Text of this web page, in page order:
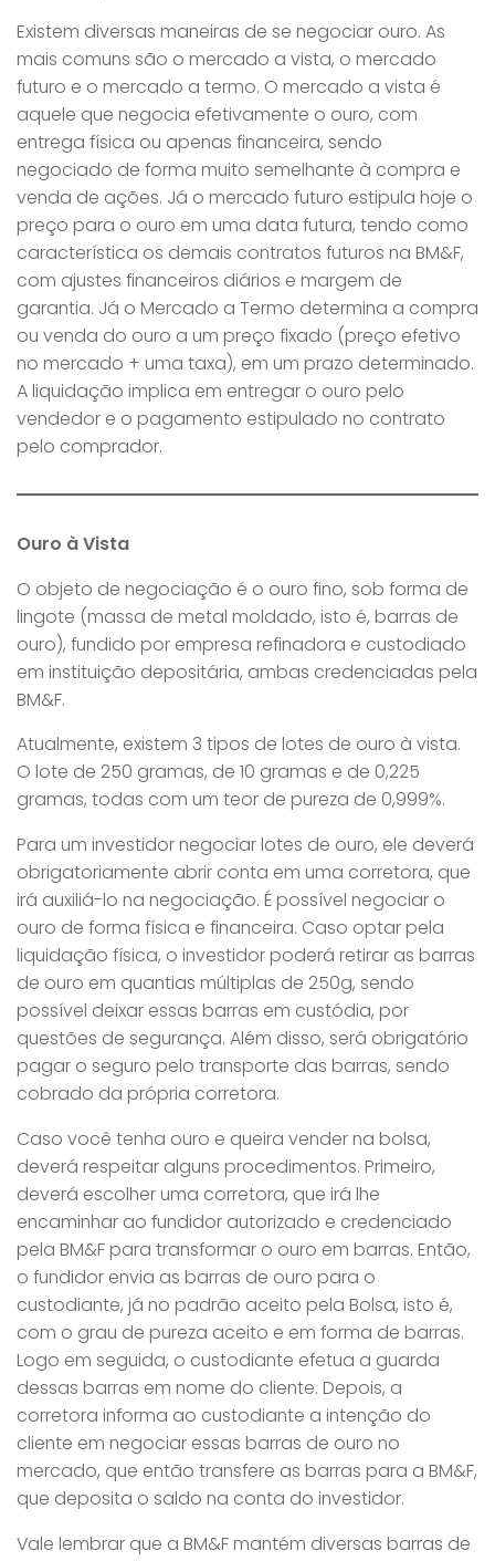
Existem diversas maneiras de se negociar ouro. As
mais comuns são o mercado a vista, o mercado
futuro e o mercado a termo. O mercado a vista é
aquele que negocia efetivamente o ouro, com
entrega física ou apenas financeira, sendo
negociado de forma muito semelhante à com­pra e
venda de ações. Já o mercado futuro estipula hoje o
preço para o ouro em uma data futura, tendo como
característica os demais contratos futuros na BM&F,
com ajustes financeiros diários e margem de
garantia. Já o Mercado a Termo determina a compra
ou venda do ouro a um preço fixado (preço efetivo
no mercado + uma taxa), em um prazo determinado.
A liquidação implica em entregar o ouro pelo
vendedor e o pagamento estipulado no contrato
pelo comprador.
Ouro à Vista
O objeto de negociação é o ouro fino, sob forma de
lingote (massa de metal moldado, isto é, barras de
ouro), fundido por empresa refinadora e custodiado
em instituição depositária, ambas credenciadas pela
BM&F.
Atualmente, existem 3 tipos de lotes de ouro à vista.
O lote de 250 gramas, de 10 gramas e de 0,225
gramas, todas com um teor de pureza de 0,999%.
Para um investidor negociar lotes de ouro, ele deverá
obrigatoriamente abrir conta em uma corretora, que
irá auxiliá-lo na negociação. É possível negociar o
ouro de forma física e financeira. Caso optar pela
liquidação física, o investidor poderá retirar as barras
de ouro em quantias múltiplas de 250g, sendo
possível deixar essas barras em custódia, por
questões de segurança. Além disso, será obrigatório
pagar o seguro pelo transporte das barras, sendo
cobrado da própria corretora.
Caso você tenha ouro e queira vender na bolsa,
deverá respeitar alguns procedimentos. Primeiro,
deverá escolher uma corretora, que irá lhe
encaminhar ao fundidor autorizado e credenciado
pela BM&F para transformar o ouro em barras. Então,
o fundidor envia as barras de ouro para o
custodiante, já no padrão aceito pela Bolsa, isto é,
com o grau de pureza aceito e em forma de barras.
Logo em seguida, o custodiante efetua a guarda
dessas barras em nome do cliente. Depois, a
corretora informa ao custodiante a intenção do
cliente em negociar essas barras de ouro no
mercado, que então transfere as barras para a BM&F,
que deposita o saldo na conta do investidor.
Vale lembrar que a BM&F mantém diversas barras de